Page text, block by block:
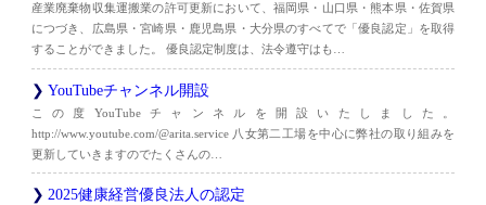
産業廃棄物収集運搬業の許可更新において、福岡県・山口県・熊本県・佐賀県
につづき、広島県・宮崎県・鹿児島県・大分県のすべてで「優良認定」を取得
することができました。 優良認定制度は、法令遵守はも…
YouTubeチャンネル開設
この度YouTubeチャンネルを開設いたしました。
http://www.youtube.com/@arita.service 八女第二工場を中心に弊社の取り組みを
更新していきますのでたくさんの…
2025健康経営優良法人の認定